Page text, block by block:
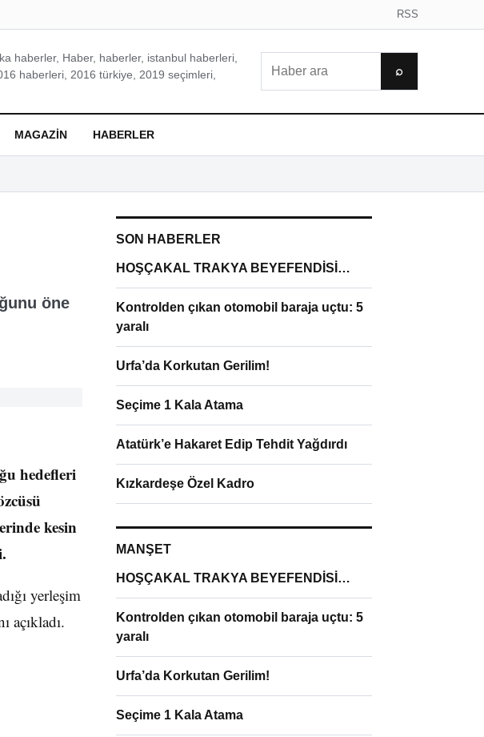
RSS
haberler, Haber, haberler, istanbul haberleri,
haberleri, 2016 türkiye, 2019 seçimleri,
⌕
MAGAZIN HABERLER
öne
hedefleri
kesin
yerleşim
açıkladı.
SON HABERLER
HOŞÇAKAL TRAKYA BEYEFENDİSİ…
Kontrolden çıkan otomobil baraja uçtu: 5
yaralı
Urfa’da Korkutan Gerilim!
Seçime 1 Kala Atama
Atatürk’e Hakaret Edip Tehdit Yağdırdı
Kızkardeşe Özel Kadro
MANŞET
HOŞÇAKAL TRAKYA BEYEFENDİSİ…
Kontrolden çıkan otomobil baraja uçtu: 5
yaralı
Urfa’da Korkutan Gerilim!
Seçime 1 Kala Atama